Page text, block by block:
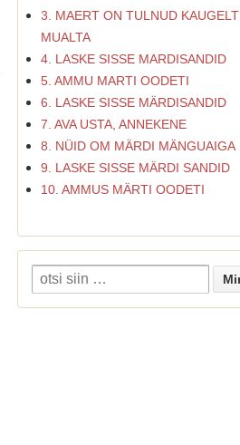
3. MAERT ON TULNUD KAUGELT
MUALTA
4. LASKE SISSE MARDISANDID
5. AMMU MARTI OODETI
6. LASKE SISSE MÄRDISANDID
7. AVA USTA, ANNEKENE
8. NÜID OM MÄRDI MÄNGUAIGA
9. LASKE SISSE MÄRDI SANDID
10. AMMUS MÄRTI OODETI